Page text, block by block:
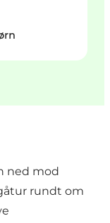
ned mod
rundt om